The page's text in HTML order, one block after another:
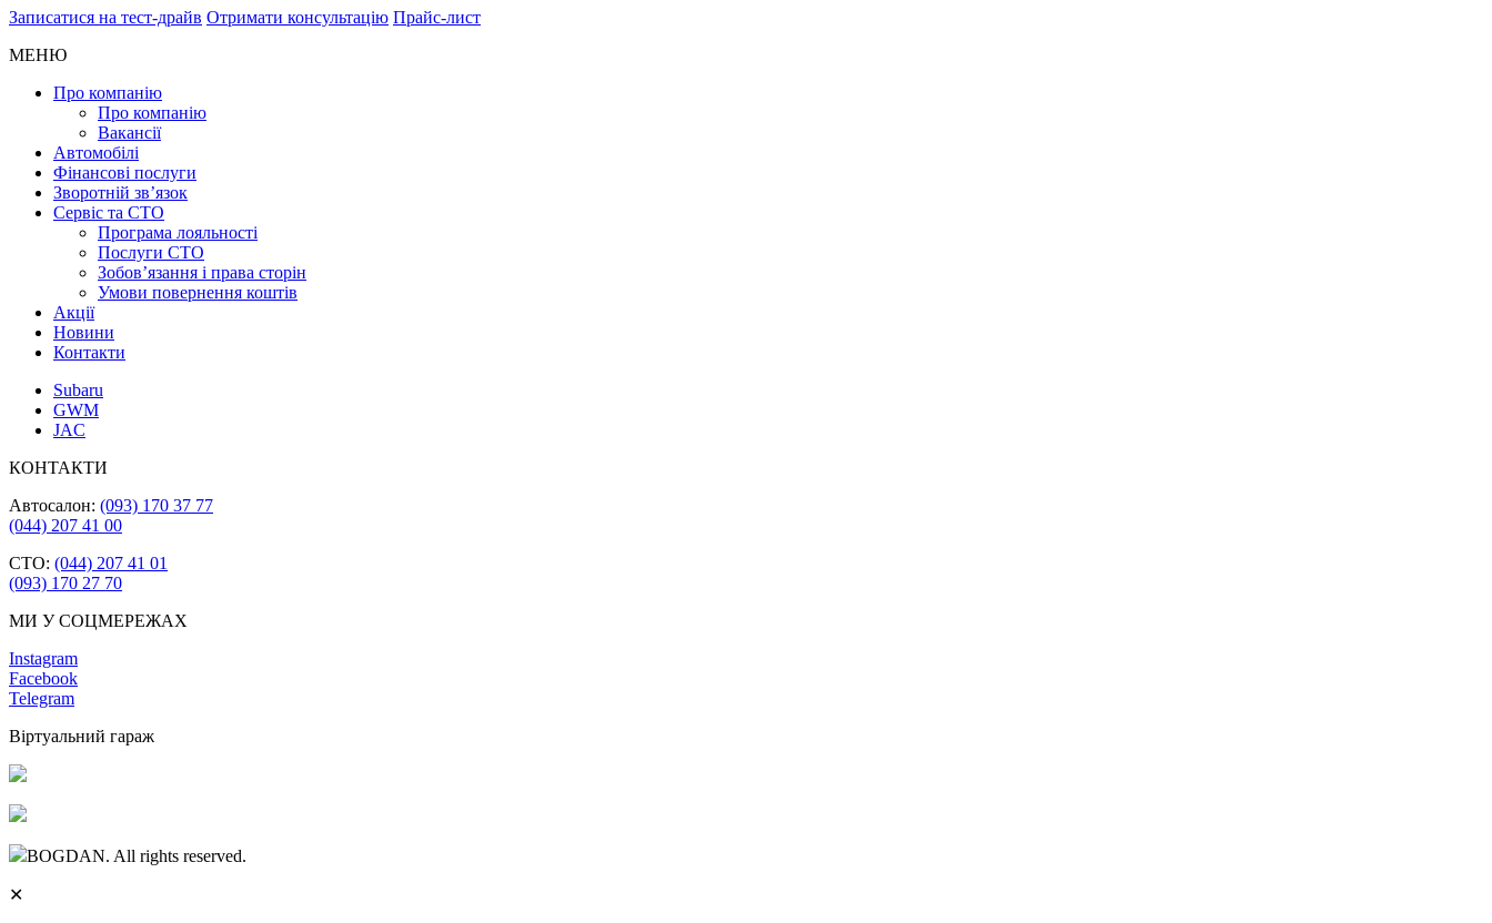
Записатися на тест-драйв Отримати консультацію Прайс-лист
МЕНЮ
Про компанію
Про компанію
Вакансії
Автомобілі
Фінансові послуги
Зворотній зв’язок
Cервіс та СТО
Програма лояльності
Послуги СТО
Зобов’язання і права сторін
Умови повернення коштів
Акції
Новини
Контакти
Subaru
GWM
JAC
КОНТАКТИ
Автосалон: (093) 170 37 77
(044) 207 41 00
СТО: (044) 207 41 01
(093) 170 27 70
МИ У СОЦМЕРЕЖАХ
Instagram
Facebook
Telegram
Віртуальний гараж
BOGDAN. All rights reserved.
✕